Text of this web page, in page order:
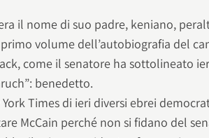
il nome di suo padre, keniano,
volume dell’autobiografia del
come il senatore ha sottolineato
benedetto.
Times di ieri diversi ebrei
McCain perché non si fidano del